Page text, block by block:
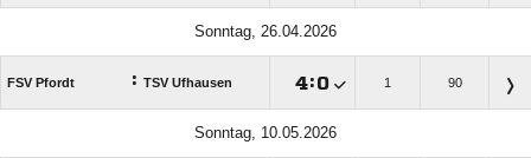
Sonntag, 26.04.2026
FSV Pfordt : TSV Ufhausen : 1 90
Sonntag, 10.05.2026